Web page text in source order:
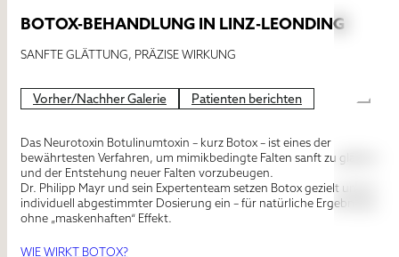
BOTOX-BEHANDLUNG IN LINZ-LEONDING
SANFTE GLÄTTUNG, PRÄZISE WIRKUNG
Vorher/Nachher Galerie Patienten berichten
Das Neurotoxin Botulinumtoxin – kurz Botox– ist eines der
bewährtesten Verfahren, um mimikbedingte Falten sanft zu glätten
und der Entstehung neuer Falten vorzubeugen.
Dr. Philipp Mayr und sein Expertenteam setzen Botox gezielt und in
individuell abgestimmter Dosierung ein – für natürliche Ergebnisse
ohne „maskenhaften“ Effekt.
WIE WIRKT BOTOX?